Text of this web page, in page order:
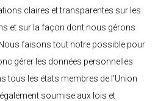
claires et transparentes sur les
et sur la façon dont nous gérons
faisons tout notre possible pour
gérer les données personnelles
tous les états membres de l’Union
soumise aux lois et